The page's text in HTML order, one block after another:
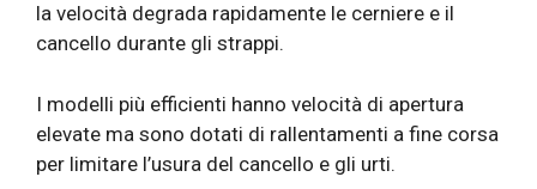
la velocità degrada rapidamente le cerniere e il
cancello durante gli strappi.
I modelli più efficienti hanno velocità di apertura
elevate ma sono dotati di rallentamenti a fine corsa
per limitare l’usura del cancello e gli urti.